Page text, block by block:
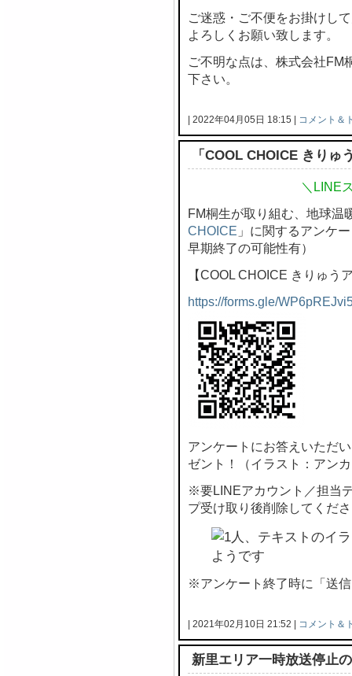
ご迷惑・ご不便をお掛けし
よろしくお願い致します。
ご不明な点は、株式会社FM
下さい。
| 2022年04月05日 18:15 | コメント＆
「COOL CHOICE きり
＼LINE
FM桐生が取り組む、地球温
CHOICE 」に関するアンケ
早期終了の可能性有）
【COOL CHOICE きりゅう
https://forms.gle/
アンケートにお答えいただ
ゼント！（イラスト：アン
※要LINEアカウント／担当
プ受け取り後削除してくだ
※アンケート終了時に「送
| 2021年02月10日 21:52 | コメント＆
新里エリア一時放送停止